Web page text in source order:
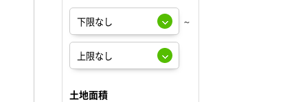
～
土地面積